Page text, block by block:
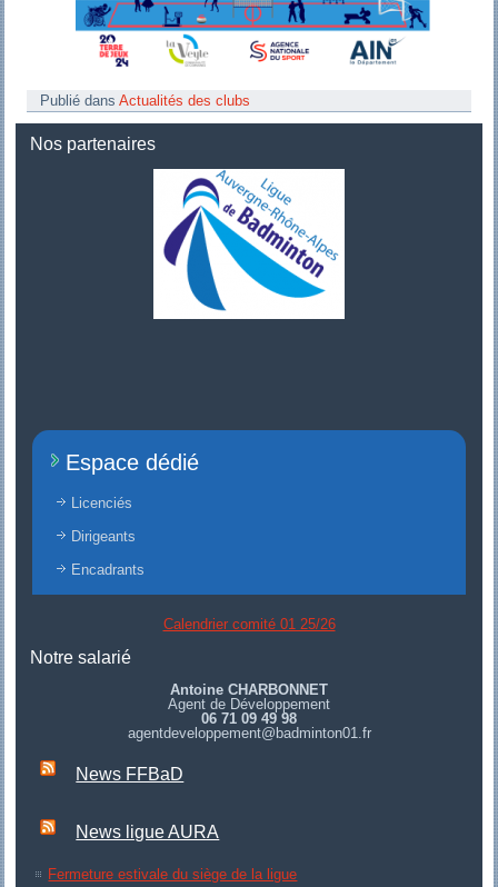
Publié dans Actualités des clubs
Nos partenaires
Espace dédié
Licenciés
Dirigeants
Encadrants
Calendrier comité 01 25/26
Notre salarié
Antoine CHARBONNET
Agent de Développement
06 71 09 49 98
agentdeveloppement@badminton01.fr
News FFBaD
News ligue AURA
Fermeture estivale du siège de la ligue